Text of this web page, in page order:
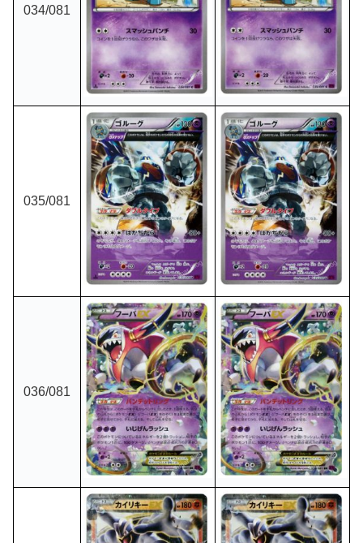
034/081
035/081
036/081